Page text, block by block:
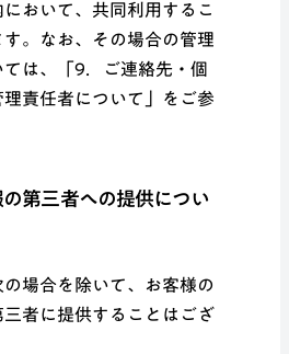
において、共同利用するこ
す。なお、その場合の管理
は、「9．ご連絡先・個
理責任者について」をご参
第三者への提供につい
の場合を除いて、お客様の
者に提供することはござ